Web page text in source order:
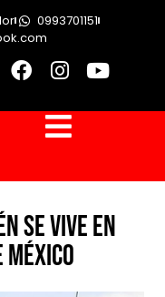
0993701151
se vive en